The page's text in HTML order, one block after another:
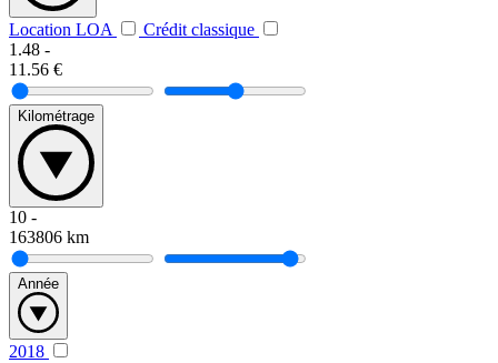
Location LOA
Crédit classique
1.48 -
11.56 €
Kilométrage
10 -
163806 km
Année
2018